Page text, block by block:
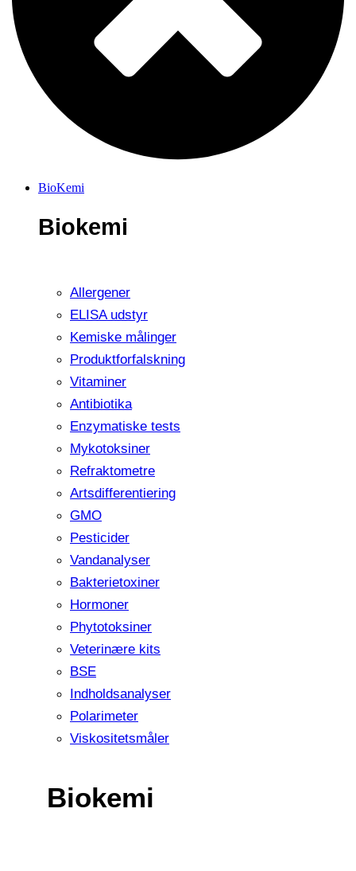
BioKemi
Biokemi
Allergener
ELISA udstyr
Kemiske målinger
Produktforfalskning
Vitaminer
Antibiotika
Enzymatiske tests
Mykotoksiner
Refraktometre
Artsdifferentiering
GMO
Pesticider
Vandanalyser
Bakterietoxiner
Hormoner
Phytotoksiner
Veterinære kits
BSE
Indholdsanalyser
Polarimeter
Viskositetsmåler
Biokemi